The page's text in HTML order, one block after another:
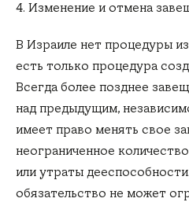
4. Изменение и отмена
В Израиле нет процедуры
есть только процедура
Всегда более позднее
над предыдущим,
имеет право менять свое
неограниченное
или утраты
обязательство не может